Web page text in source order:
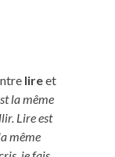
lireet
la même
Lire est
même